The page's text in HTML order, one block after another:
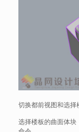
切换都前视图和选择
选择楼板的曲面体块